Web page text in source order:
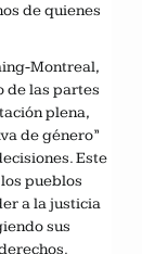
de quienes
Montreal,
de las partes
plena,
de género”
Este
pueblos
a la justicia
sus